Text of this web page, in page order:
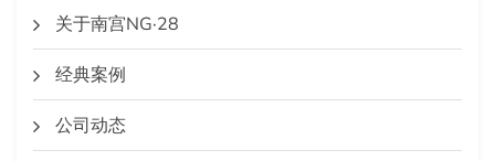
关于南宫NG·28
经典案例
公司动态